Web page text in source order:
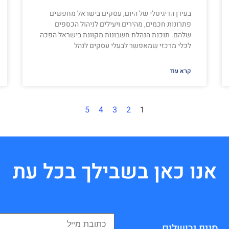
בעידן הדיגיטלי של היום, עסקים בישראל מחפשים
פתרונות חכמים, מהירים ויעילים לניהול הכספים
שלהם. תוכנת הנהלת חשבונות מקוונת בישראל הפכה
לכלי מרכזי שמאפשר לבעלי עסקים לנהל
קרא עוד
1
2
3
4
5
אנו כאן בשבילך בכל עת